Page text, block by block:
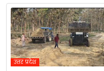
उत्तर प्रदेश